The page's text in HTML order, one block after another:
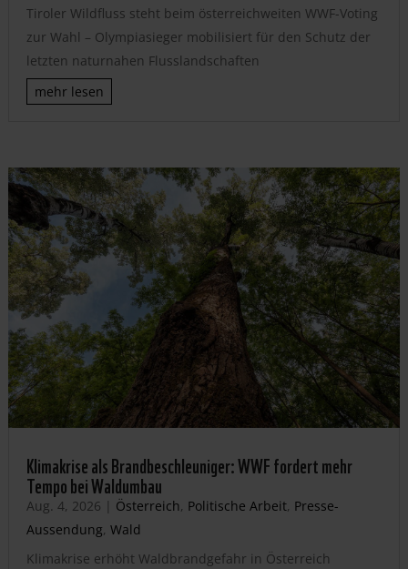
Tiroler Wildfluss steht beim österreichweiten WWF-Voting
zur Wahl – Olympiasieger mobilisiert für den Schutz der
letzten naturnahen Flusslandschaften
mehr lesen
Klimakrise als Brandbeschleuniger: WWF fordert mehr
Tempo bei Waldumbau
Aug. 4, 2026 | Österreich, Politische Arbeit, Presse-
Aussendung, Wald
Klimakrise erhöht Waldbrandgefahr in Österreich